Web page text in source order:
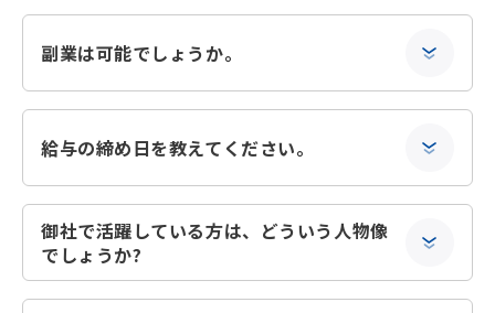
副業は可能でしょうか。
給与の締め日を教えてください。
御社で活躍している方は、どういう人物像
でしょうか?